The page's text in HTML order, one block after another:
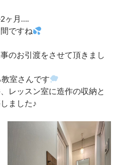
ヶ月….
ですね
のお引渡をさせて頂きまし
室さんです
レッスン室に造作の収納と
ました♪